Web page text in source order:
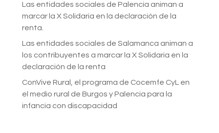
Las entidades sociales de Palencia animan a
marcar la X Solidaria en la declaración de la
renta.
Las entidades sociales de Salamanca animan a
los contribuyentes a marcar la X Solidaria en la
declaración de la renta
ConVive Rural, el programa de Cocemfe CyL en
el medio rural de Burgos y Palencia para la
infancia con discapacidad